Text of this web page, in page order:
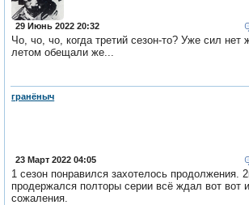
29 Июнь 2022 20:32
Чо, чо, чо, когда третий сезон-то? Уже сил нет
летом обещали же...
гранёныч
23 Март 2022 04:05
1 сезон понравился захотелось продолжения.
продержался полторы серии всё ждал вот вот
сожаления.